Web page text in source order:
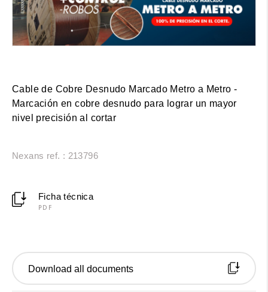
Cable de Cobre Desnudo Marcado Metro a Metro -
Marcación en cobre desnudo para lograr un mayor
nivel precisión al cortar
Nexans ref. : 213796
Ficha técnica
PDF
Download all documents